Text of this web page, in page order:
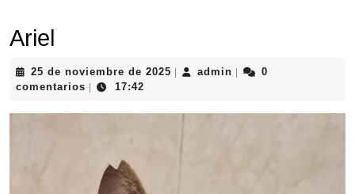
Ariel
25 de noviembre de 2025 25
de
admin admin
0
comentarios
17:42